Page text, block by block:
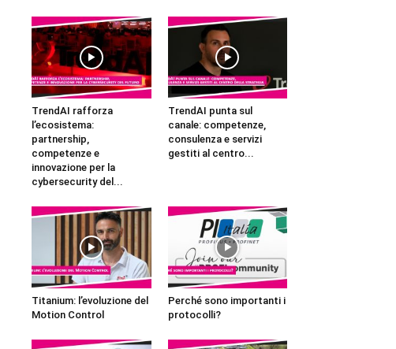
TrendAI rafforza
l’ecosistema:
partnership,
competenze e
innovazione per la
cybersecurity del...
TrendAI punta sul
canale: competenze,
consulenza e servizi
gestiti al centro...
Titanium: l’evoluzione del
Motion Control
Perché sono importanti i
protocolli?